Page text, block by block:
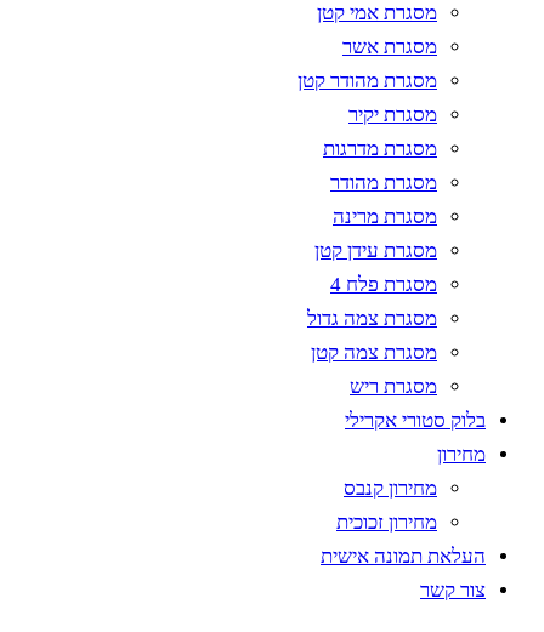
מסגרת אמי קטן
מסגרת אשר
מסגרת מהודר קטן
מסגרת יקיר
מסגרת מדרגות
מסגרת מהודר
מסגרת מרינה
מסגרת עידן קטן
מסגרת פלח 4
מסגרת צמה גדול
מסגרת צמה קטן
מסגרת ריש
בלוק סטורי אקרילי
מחירון
מחירון קנבס
מחירון זכוכית
העלאת תמונה אישית
צור קשר